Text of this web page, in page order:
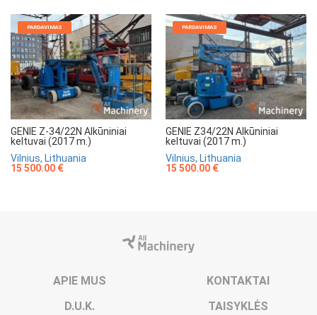
PARDAVIMAS
GENIE Z-34/22N Alkūniniai
keltuvai (2017 m.)
Vilnius, Lithuania
15 500.00 €
PARDAVIMAS
GENIE Z34/22N Alkūniniai
keltuvai (2017 m.)
Vilnius, Lithuania
15 500.00 €
APIE MUS
KONTAKTAI
D.U.K.
TAISYKLĖS